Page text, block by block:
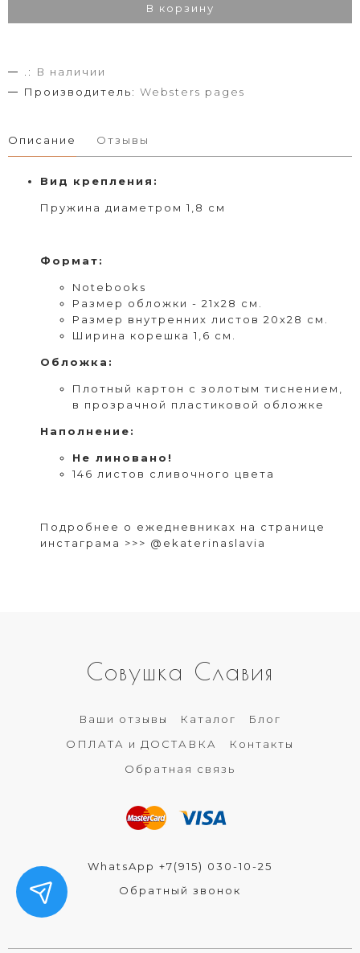
В корзину
.:
В наличии
Производитель: Websters pages
Описание Отзывы
Вид крепления :
Пружина диаметром 1,8 см
Формат:
Notebooks
Размер обложки - 21х28 см.
Размер внутренних листов 20х28 см.
Ширина корешка 1,6 см.
Обложка:
Плотный картон с золотым тиснением,
в прозрачной пластиковой обложке
Наполнение:
Не линовано!
146 листов сливочного цвета
Подробнее о ежедневниках на странице
инстаграма >>> @ekaterinaslavia
Совушка Славия
Ваши отзывы Каталог
Блог
ОПЛАТА и ДОСТАВКА
Контакты
Обратная связь
WhatsApp +7(915) 030-10-25
Обратный звонок